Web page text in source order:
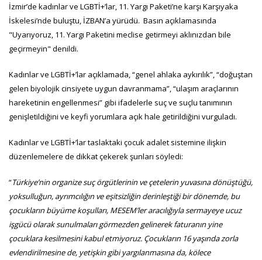
İzmir’de kadınlar ve LGBTİ+’lar, 11. Yargı Paketi’ne karşı Karşıyaka
İskelesi’nde buluştu, İZBAN’a yürüdü. Basın açıklamasında
"Uyarıyoruz, 11. Yargı Paketini meclise getirmeyi aklınızdan bile
geçirmeyin" denildi.
Kadınlar ve LGBTİ+’lar açıklamada, “genel ahlaka aykırılık”, “doğuştan
gelen biyolojik cinsiyete uygun davranmama”, “ulaşım araçlarının
hareketinin engellenmesi” gibi ifadelerle suç ve suçlu tanımının
genişletildiğini ve keyfi yorumlara açık hale getirildiğini vurguladı.
Kadınlar ve LGBTİ+’lar taslaktaki çocuk adalet sistemine ilişkin
düzenlemelere de dikkat çekerek şunları söyledi:
“Türkiye’nin organize suç örgütlerinin ve çetelerin yuvasına dönüştüğü,
yoksulluğun, ayrımcılığın ve eşitsizliğin derinleştiği bir dönemde, bu
çocukların büyüme koşulları, MESEM’ler aracılığıyla sermayeye ucuz
işgücü olarak sunulmaları görmezden gelinerek faturanın yine
çocuklara kesilmesini kabul etmiyoruz. Çocukların 16 yaşında zorla
evlendirilmesine de, yetişkin gibi yargılanmasına da, kölece